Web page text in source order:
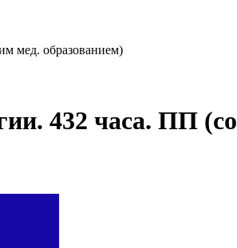
мед. образованием)
432 часа. ПП (со